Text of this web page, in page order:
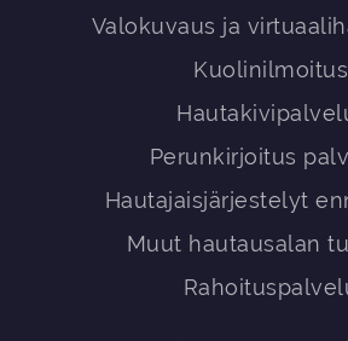
Valokuvaus ja
Kuolinilmoitus
Perunkirjoitus
Hautajaisjärjestelyt
Muut hautausalan